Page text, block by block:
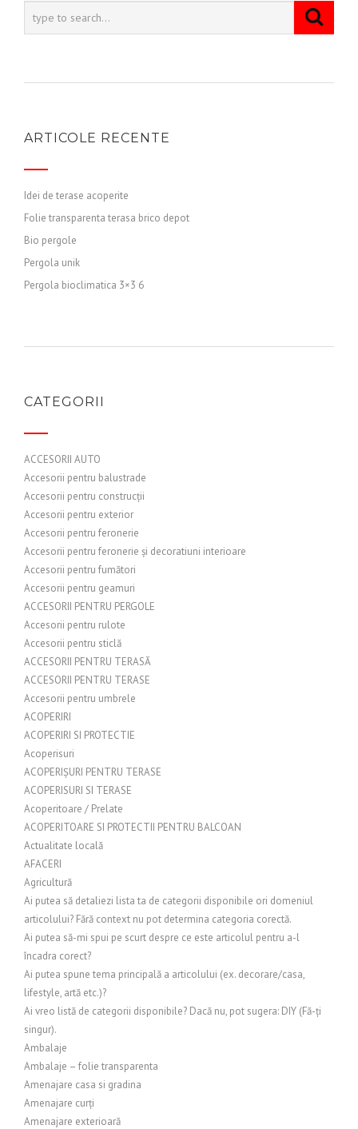
ARTICOLE RECENTE
Idei de terase acoperite
Folie transparenta terasa brico depot
Bio pergole
Pergola unik
Pergola bioclimatica 3×3 6
CATEGORII
ACCESORII AUTO
Accesorii pentru balustrade
Accesorii pentru construcții
Accesorii pentru exterior
Accesorii pentru feronerie
Accesorii pentru feronerie și decoratiuni interioare
Accesorii pentru fumători
Accesorii pentru geamuri
ACCESORII PENTRU PERGOLE
Accesorii pentru rulote
Accesorii pentru sticlă
ACCESORII PENTRU TERASĂ
ACCESORII PENTRU TERASE
Accesorii pentru umbrele
ACOPERIRI
ACOPERIRI SI PROTECTIE
Acoperisuri
ACOPERIȘURI PENTRU TERASE
ACOPERISURI SI TERASE
Acoperitoare / Prelate
ACOPERITOARE SI PROTECTII PENTRU BALCOAN
Actualitate locală
AFACERI
Agricultură
Ai putea să detaliezi lista ta de categorii disponibile ori domeniul
articolului? Fără context nu pot determina categoria corectă.
Ai putea să-mi spui pe scurt despre ce este articolul pentru a-l
încadra corect?
Ai putea spune tema principală a articolului (ex. decorare/casa,
lifestyle, artă etc.)?
Ai vreo listă de categorii disponibile? Dacă nu, pot sugera: DIY (Fă-ți
singur).
Ambalaje
Ambalaje – folie transparenta
Amenajare casa si gradina
Amenajare curți
Amenajare exterioară